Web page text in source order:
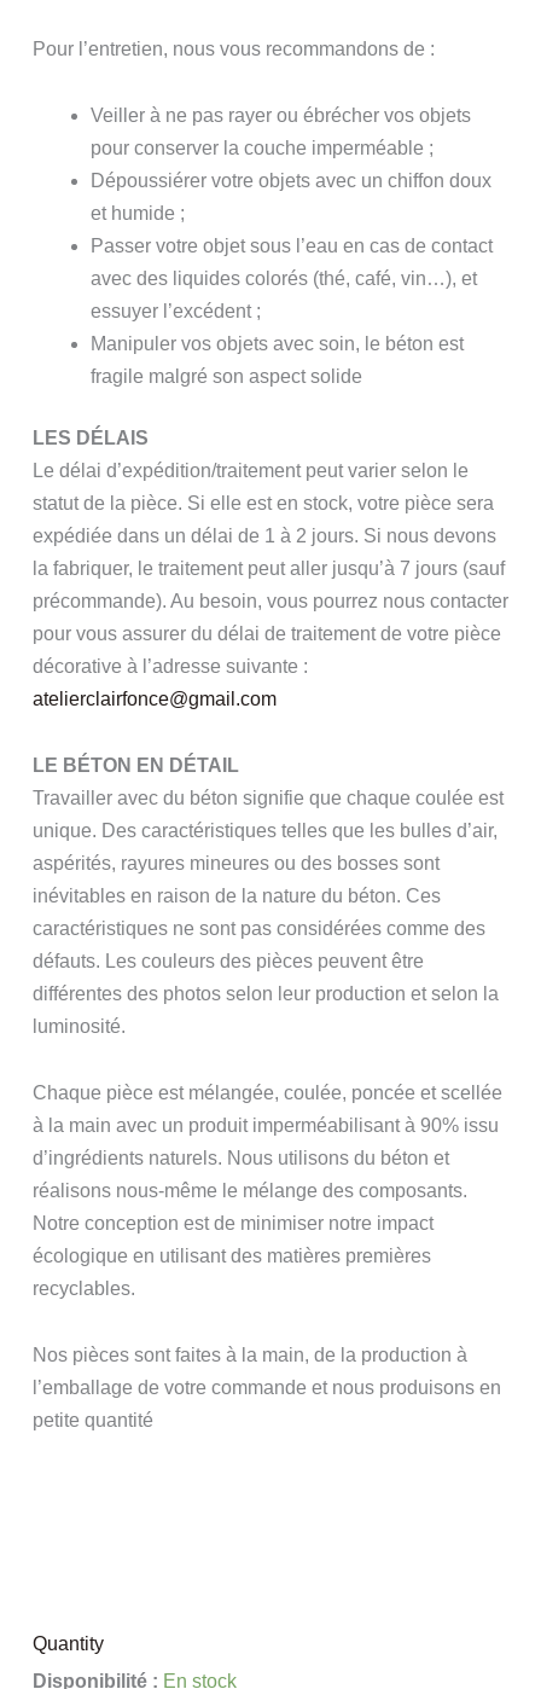
Pour l’entretien, nous vous recommandons de :
Veiller à ne pas rayer ou ébrécher vos objets
pour conserver la couche imperméable ;
Dépoussiérer votre objets avec un chiffon doux
et humide ;
Passer votre objet sous l’eau en cas de contact
avec des liquides colorés (thé, café, vin…), et
essuyer l’excédent ;
Manipuler vos objets avec soin, le béton est
fragile malgré son aspect solide
LES DÉLAIS
Le délai d’expédition/traitement peut varier selon le
statut de la pièce. Si elle est en stock, votre pièce sera
expédiée dans un délai de 1 à 2 jours. Si nous devons
la fabriquer, le traitement peut aller jusqu’à 7 jours (sauf
précommande). Au besoin, vous pourrez nous contacter
pour vous assurer du délai de traitement de votre pièce
décorative à l’adresse suivante :
atelierclairfonce@gmail.com
LE BÉTON EN DÉTAIL
Travailler avec du béton signifie que chaque coulée est
unique. Des caractéristiques telles que les bulles d’air,
aspérités, rayures mineures ou des bosses sont
inévitables en raison de la nature du béton. Ces
caractéristiques ne sont pas considérées comme des
défauts. Les couleurs des pièces peuvent être
différentes des photos selon leur production et selon la
luminosité.
Chaque pièce est mélangée, coulée, poncée et scellée
à la main avec un produit imperméabilisant à 90% issu
d’ingrédients naturels. Nous utilisons du béton et
réalisons nous-même le mélange des composants.
Notre conception est de minimiser notre impact
écologique en utilisant des matières premières
recyclables.
Nos pièces sont faites à la main, de la production à
l’emballage de votre commande et nous produisons en
petite quantité
Quantity
Disponibilité : En stock
quantité